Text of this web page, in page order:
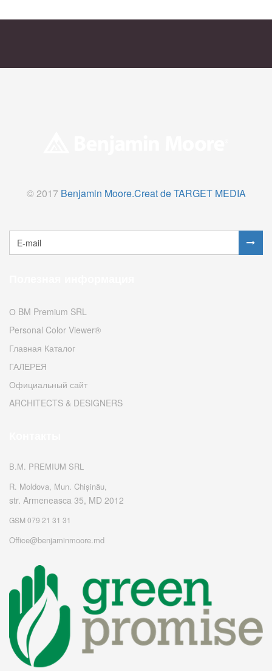
© 2017 Benjamin Moore.Creat de TARGET MEDIA
О BM Premium SRL
Personal Color Viewer®
Главная Каталог
ГАЛЕРЕЯ
Официальный сайт
ARCHITECTS & DESIGNERS
B.M. PREMIUM SRL
R. Moldova, Mun. Chișinău,
str. Armeneasca 35, MD 2012
GSM 079 21 31 31
Office@benjaminmoore.md